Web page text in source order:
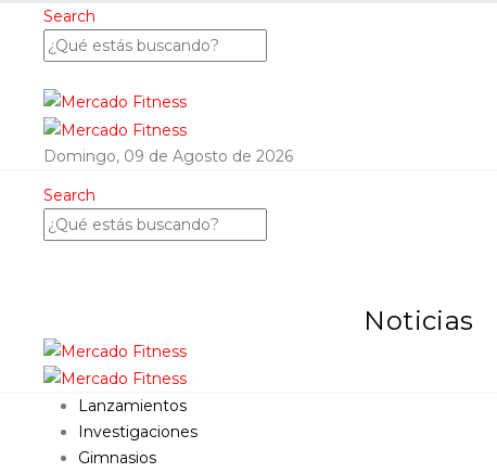
Search
Domingo, 09 de Agosto de 2026
Search
Noticias
Lanzamientos
Investigaciones
Gimnasios